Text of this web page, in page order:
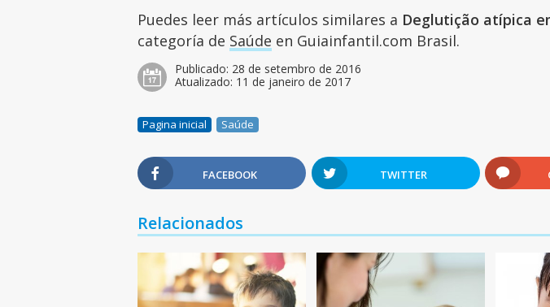
Puedes leer más artículos similares a Deglutição atípica
categoría de Saúde en Guiainfantil.com Brasil.
Publicado: 28 de setembro de 2016
Atualizado: 11 de janeiro de 2017
Pagina inicial Saúde
FACEBOOK TWITTER
Relacionados